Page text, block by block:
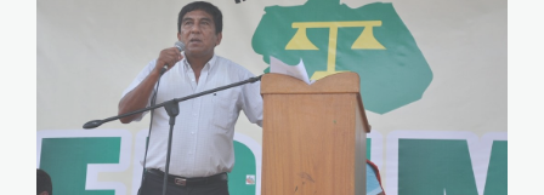
de dios_spda